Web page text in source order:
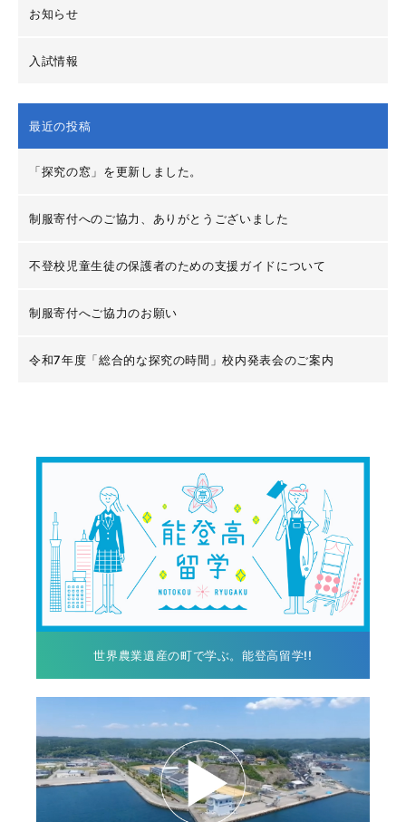
お知らせ
入試情報
最近の投稿
「探究の窓」を更新しました。
制服寄付へのご協力、ありがとうございました
不登校児童生徒の保護者のための支援ガイドについて
制服寄付へご協力のお願い
令和7年度「総合的な探究の時間」校内発表会のご案内
世界農業遺産の町で学ぶ。能登高留学!!